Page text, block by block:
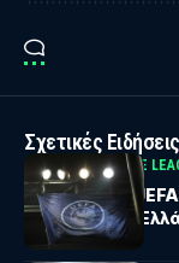
Σχετικές Ειδήσεις
UEFA CONFERENCE
Βαθμολογία
και Τσεχία η